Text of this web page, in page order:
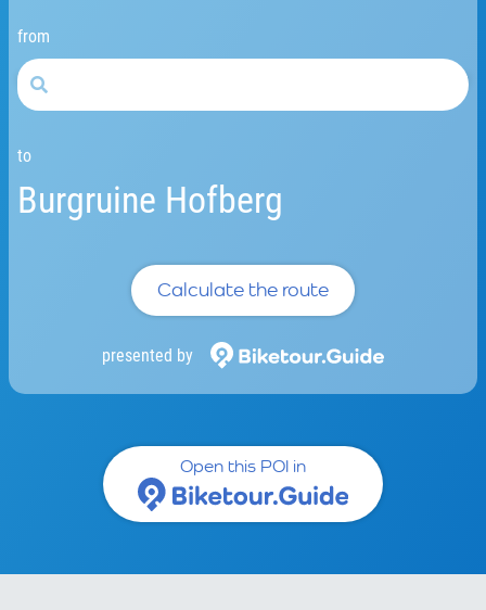
from
to
Burgruine Hofberg
Calculate the route
presented by
Open this POI in